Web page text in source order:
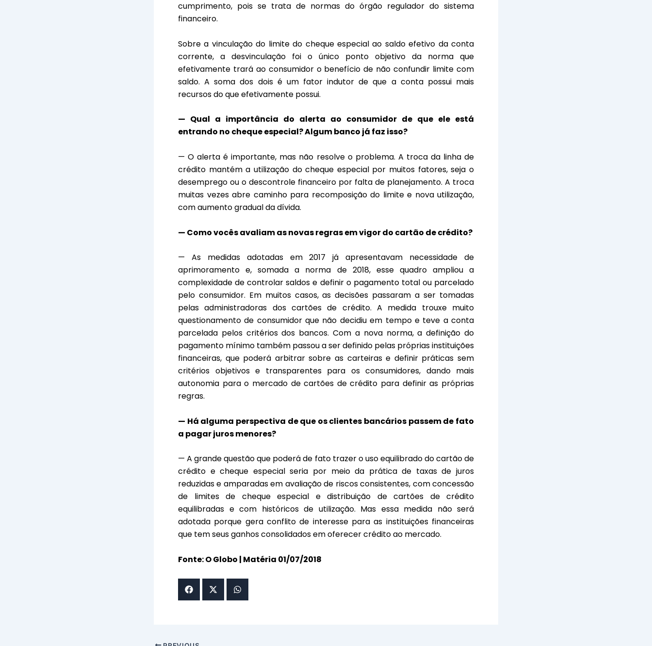
cumprimento, pois se trata de normas do órgão regulador do sistema
financeiro.
Sobre a vinculação do limite do cheque especial ao saldo efetivo da conta
corrente, a desvinculação foi o único ponto objetivo da norma que
efetivamente trará ao consumidor o benefício de não confundir limite com
saldo. A soma dos dois é um fator indutor de que a conta possui mais
recursos do que efetivamente possui.
— Qual a importância do alerta ao consumidor de que ele está
entrando no cheque especial? Algum banco já faz isso?
— O alerta é importante, mas não resolve o problema. A troca da linha de
crédito mantém a utilização do cheque especial por muitos fatores, seja o
desemprego ou o descontrole financeiro por falta de planejamento. A troca
muitas vezes abre caminho para recomposição do limite e nova utilização,
com aumento gradual da dívida.
— Como vocês avaliam as novas regras em vigor do cartão de crédito?
— As medidas adotadas em 2017 já apresentavam necessidade de
aprimoramento e, somada a norma de 2018, esse quadro ampliou a
complexidade de controlar saldos e definir o pagamento total ou parcelado
pelo consumidor. Em muitos casos, as decisões passaram a ser tomadas
pelas administradoras dos cartões de crédito. A medida trouxe muito
questionamento de consumidor que não decidiu em tempo e teve a conta
parcelada pelos critérios dos bancos. Com a nova norma, a definição do
pagamento mínimo também passou a ser definido pelas próprias instituições
financeiras, que poderá arbitrar sobre as carteiras e definir práticas sem
critérios objetivos e transparentes para os consumidores, dando mais
autonomia para o mercado de cartões de crédito para definir as próprias
regras.
— Há alguma perspectiva de que os clientes bancários passem de fato
a pagar juros menores?
— A grande questão que poderá de fato trazer o uso equilibrado do cartão de
crédito e cheque especial seria por meio da prática de taxas de juros
reduzidas e amparadas em avaliação de riscos consistentes, com concessão
de limites de cheque especial e distribuição de cartões de crédito
equilibradas e com históricos de utilização. Mas essa medida não será
adotada porque gera conflito de interesse para as instituições financeiras
que tem seus ganhos consolidados em oferecer crédito ao mercado.
Fonte: O Globo | Matéria 01/07/2018